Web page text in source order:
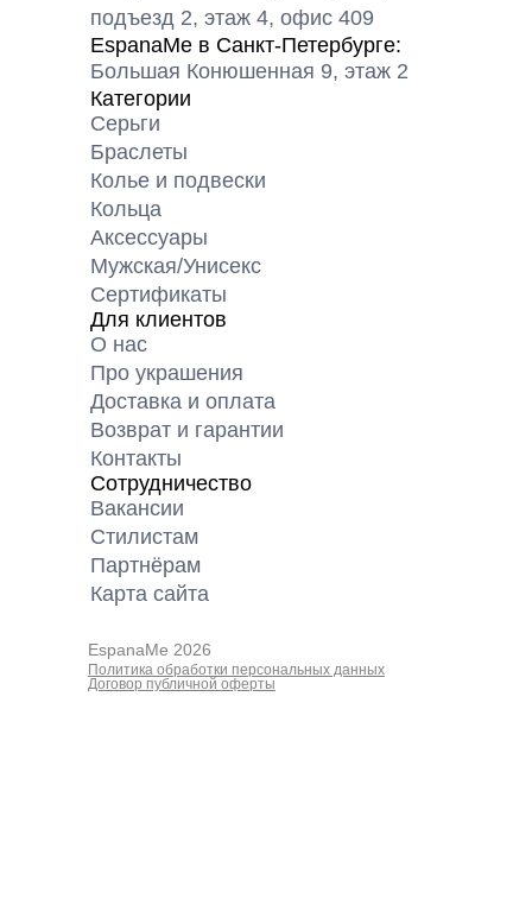
подъезд 2, этаж 4, офис 409
EspanaMe в Санкт-Петербурге:
Большая Конюшенная 9, этаж 2
Категории
Серьги
Браслеты
Колье и подвески
Кольца
Аксессуары
Мужская/Унисекс
Сертификаты
Для клиентов
О нас
Про украшения
Доставка и оплата
Возврат и гарантии
Контакты
Сотрудничество
Вакансии
Cтилистам
Партнёрам
Карта cайта
EspanaMe 2026
Политика обработки персональных данных
Договор публичной оферты